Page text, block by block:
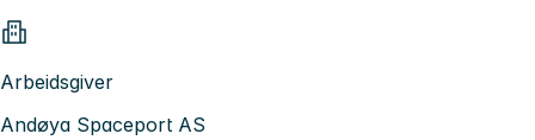
Arbeidsgiver
Andøya Spaceport AS